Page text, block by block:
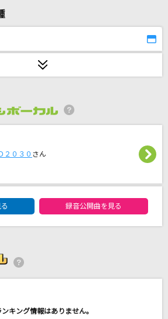
と蒼い惑星
青春は
More [トゥ・ラヴ・ユー・
Guests Kryzler & Kompany
２０３０ さん
録音公開曲を見る